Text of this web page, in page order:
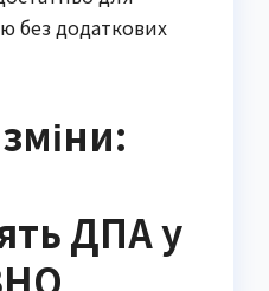
без додаткових
ДПА у